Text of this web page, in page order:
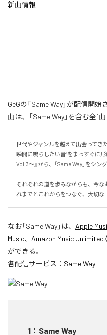
新曲情報
GeGの「Same Way」が配信開
曲は、「Same Way」を含む全1
世代やジャンルを越えて出会ってき
瞬間に鳴らしたい音”をまっすぐに形
Vol.3～』から、「Same Way」をシン
それぞれの道を歩みながらも、今な
れまでとこれからをつなぐ、大切な
なお「Same Way」は、 Apple
Music、 Amazon Music Unlimited
ができる。
各配信サービス： Same Way
1 ： Same Way